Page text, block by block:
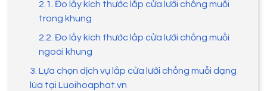
2.1. Đo lấy kích thước lắp cửa lưới chống muỗi
trong khung
2.2. Đo lấy kích thước lắp cửa lưới chống muỗi
ngoài khung
3. Lựa chọn dịch vụ lắp cửa lưới chống muỗi dạng
lùa tại Luoihoaphat.vn